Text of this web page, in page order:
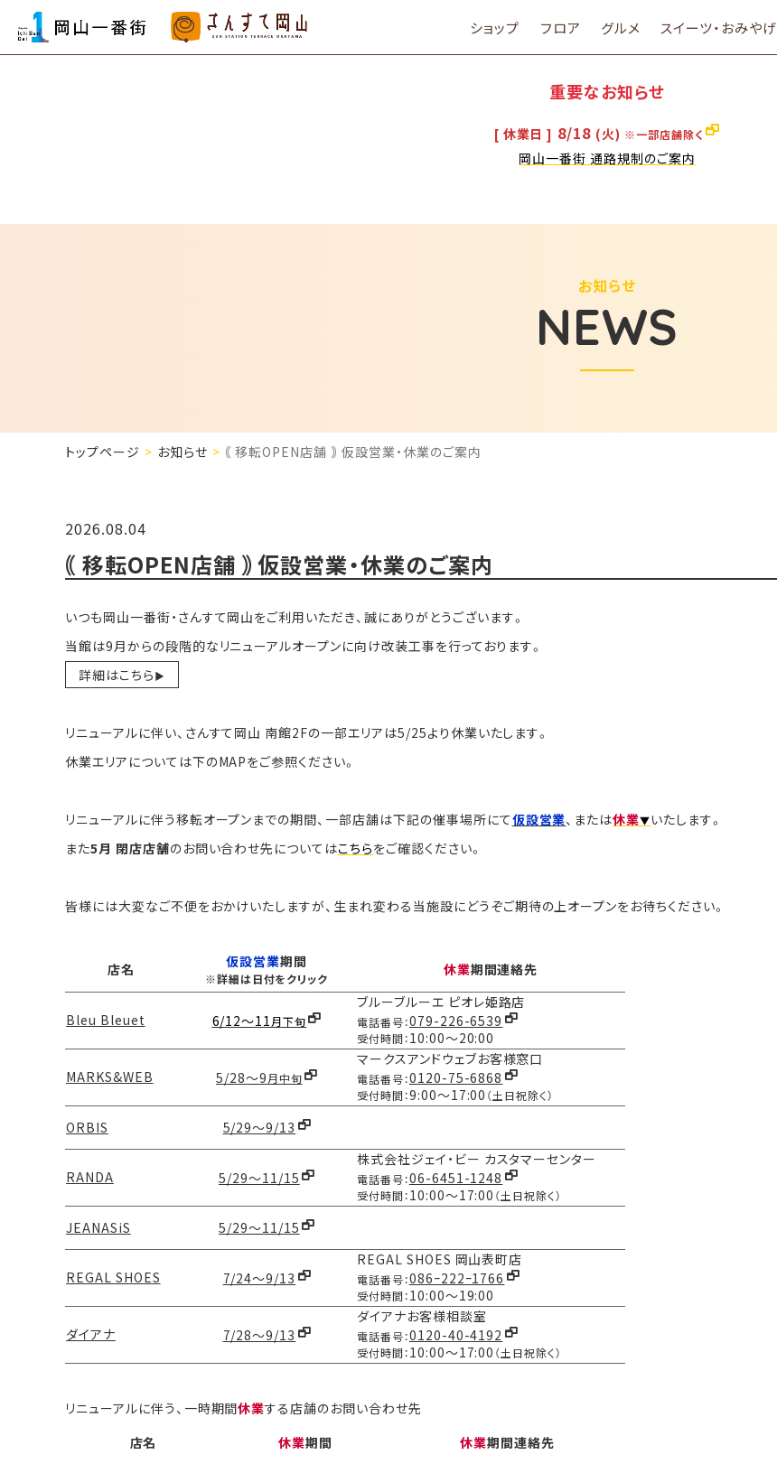
ショップ フロア グルメ スイーツ・おみやげ
重要なお知らせ
[ 休業日 ] 8/18 (火) ※一部店舗除く
岡山一番街 通路規制のご案内
NEWS
お知らせ
トップページ お知らせ ｟ 移転OPEN店舗 ｠ 仮設営業・休業のご案内
2026.08.04
｟ 移転OPEN店舗 ｠ 仮設営業・休業のご案内
いつも岡山一番街・さんすて岡山をご利用いただき、誠にありがとうございます。
当館は9月からの段階的なリニューアルオープンに向け改装工事を行っております。
詳細はこちら▶
リニューアルに伴い、さんすて岡山 南館2Fの一部エリアは5/25より休業いたします。
休業エリアについては下のMAPをご参照ください。
リニューアルに伴う移転オープンまでの期間、一部店舗は下記の催事場所にて仮設営業、または休業▼いたします。
また5月 閉店店舗のお問い合わせ先についてはこちらをご確認ください。
皆様には大変なご不便をおかけいたしますが、生まれ変わる当施設にどうぞご期待の上オープンをお待ちください。
店名 仮設営業期間
※詳細は日付をクリック
休業期間連絡先
Bleu Bleuet 6/12～11月下旬
ブルーブルーエ ピオレ姫路店
電話番号：079-226-6539
受付時間：10:00～20:00
MARKS&WEB 5/28～9月中旬
マークスアンドウェブお客様窓口
電話番号：0120-75-6868
受付時間：9:00～17:00 （土日祝除く）
ORBIS 5/29～9/13
RANDA 5/29～11/15
株式会社ジェイ・ビー カスタマーセンター
電話番号：06-6451-1248
受付時間：10:00～17:00 （土日祝除く）
JEANASiS 5/29～11/15
REGAL SHOES 7/24～9/13
REGAL SHOES 岡山表町店
電話番号：086ｰ222ｰ1766
受付時間：10:00～19:00
ダイアナ 7/28～9/13
ダイアナお客様相談室
電話番号：0120-40-4192
受付時間：10:00～17:00 （土日祝除く）
リニューアルに伴う、一時期間休業する店舗のお問い合わせ先
店名
休業期間 休業期間連絡先